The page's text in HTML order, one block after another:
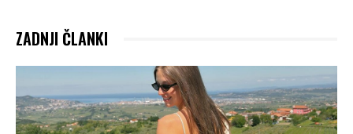
ZADNJI ČLANKI